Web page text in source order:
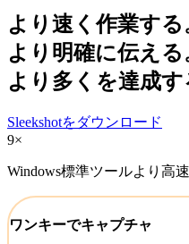
より速く作業する
より明確に伝える
より多くを達成す
Sleekshotをダウンロード
9×
Windows標準ツールより高速
ワンキーでキャプチャ